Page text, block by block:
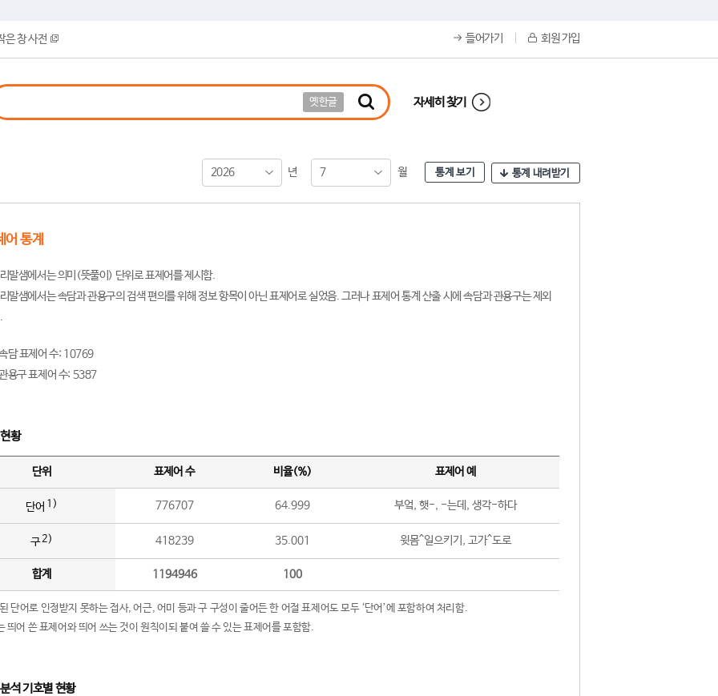
은 창 사전 들어가기 회원 가입
옛한글 자세히 찾기
2026 년 7 월 통계 보기 통계 내려받기
어 통계
말샘에서는 의미(뜻풀이) 단위로 표제어를 제시함.
말샘에서는 속담과 관용구의 검색 편의를 위해 정보 항목이 아닌 표제어로 실었음. 그러나 표제어 통계 산출 시에 속담과 관용구는 제외
담 표제어 수: 10769
용구 표제어 수: 5387
황
단위 표제어 수 비율(%) 표제어 예
단어 1) 776707 64.999 부엌, 햇-, -는데, 생각-하다
구2) 418239 35.001 윗몸^일으키기, 고가^도로
합계 1194946 100
단어로 인정받지 못하는 접사, 어근, 어미 등과 구 구성이 줄어든 한 어절 표제어도 모두 ‘단어’에 포함하여 처리함.
띄어 쓴 표제어와 띄어 쓰는 것이 원칙이되 붙여 쓸 수 있는 표제어를 포함함.
석 기호별 현황